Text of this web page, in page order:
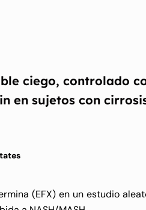
ciego, controlado
en sujetos con
(EFX) en un estudio